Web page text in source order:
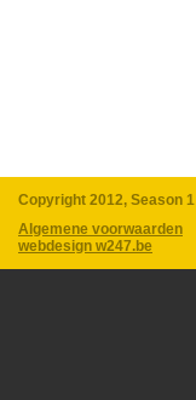
Copyright 2012, Season 1
Algemene voorwaarden
webdesign w247.be